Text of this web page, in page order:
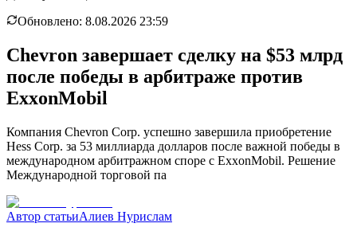
Обновлено: 8.08.2026 23:59
Chevron завершает сделку на $53 млрд
после победы в арбитраже против
ExxonMobil
Компания Chevron Corp. успешно завершила приобретение
Hess Corp. за 53 миллиарда долларов после важной победы в
международном арбитражном споре с ExxonMobil. Решение
Международной торговой па
Автор статьиАлиев Нурислам